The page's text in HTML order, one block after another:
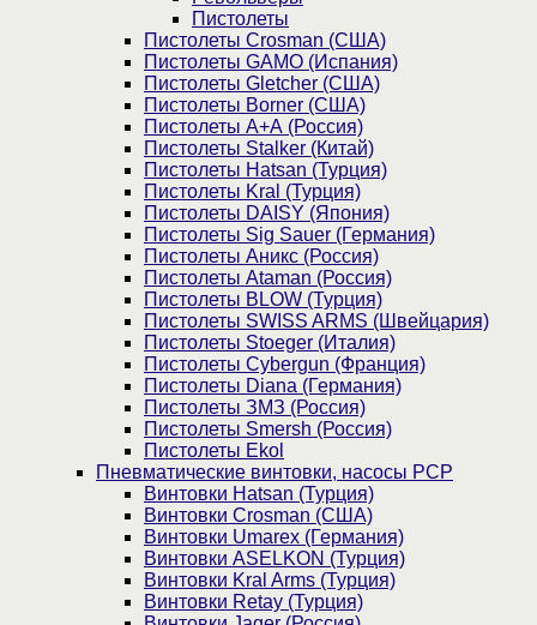
Пистолеты
Пистолеты Crosman (США)
Пистолеты GAMO (Испания)
Пистолеты Gletcher (США)
Пистолеты Borner (США)
Пистолеты А+А (Россия)
Пистолеты Stalker (Китай)
Пистолеты Hatsan (Турция)
Пистолеты Kral (Турция)
Пистолеты DAISY (Япония)
Пистолеты Sig Sauer (Германия)
Пистолеты Аникс (Россия)
Пистолеты Ataman (Россия)
Пистолеты BLOW (Турция)
Пистолеты SWISS ARMS (Швейцария)
Пистолеты Stoeger (Италия)
Пистолеты Cybergun (Франция)
Пистолеты Diana (Германия)
Пистолеты ЗМЗ (Россия)
Пистолеты Smersh (Россия)
Пистолеты Ekol
Пневматические винтовки, насосы PCP
Винтовки Hatsan (Турция)
Винтовки Crosman (США)
Винтовки Umarex (Германия)
Винтовки ASELKON (Турция)
Винтовки Kral Arms (Турция)
Винтовки Retay (Турция)